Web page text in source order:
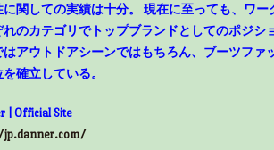
に関しての実績は十分。 現在に至っても、ワー
れのカテゴリでトップブランドとしてのポジシ
はアウトドアシーンではもちろん、ブーツファ
確立している。
| Official Site